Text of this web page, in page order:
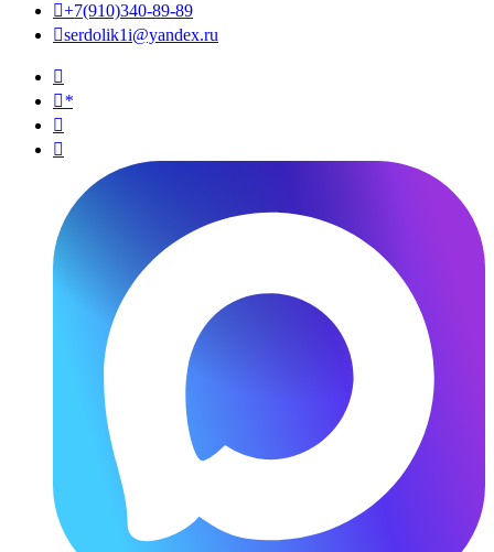
+7(910)340-89-89
serdolik1i@yandex.ru

*

